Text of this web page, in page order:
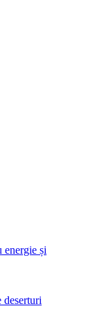
energie și
deserturi